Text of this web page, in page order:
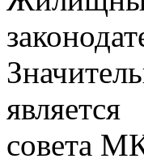
совета